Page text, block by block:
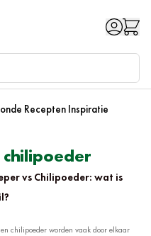
Recepten Inspiratie
vs Chilipoeder: wat is
chilipoeder worden vaak door elkaar